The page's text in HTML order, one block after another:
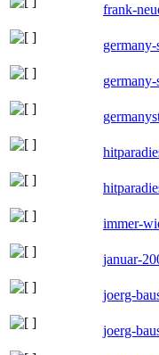
frank-
immer-
januar-
joerg-
joerg-